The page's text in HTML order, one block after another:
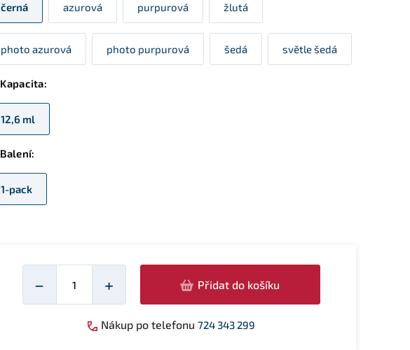
černá azurová purpurová žlutá
photo azurová photo purpurová šedá světle šedá
Kapacita:
12,6 ml
Balení:
1-pack
−
Množství
+ Přidat do košíku
Nákup po telefonu 724 343 299